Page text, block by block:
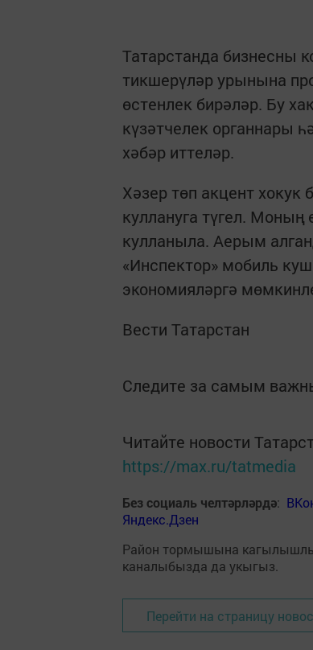
Татарстанда бизнесны
тикшерүләр урынына
өстенлек бирәләр. Бу
күзәтчелек органнары
хәбәр иттеләр.
Хәзер төп акцент
куллануга түгел.
кулланыла. Аерым
«Инспектор» мобиль
экономияләргә
Вести Татарстан
Следите за самым
Читайте новости
https://max.ru/tatmedia
Без социаль челтәрләрдә:
Яндекс.Дзен
Район тормышына
каналыбызда да укыгыз.
Перейти на страницу